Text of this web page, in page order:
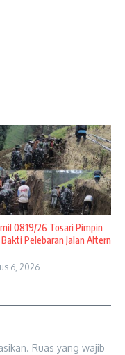
0819/26 Tosari Pimpin
Pelebaran Jalan Altern
6, 2026
Ruas yang wajib